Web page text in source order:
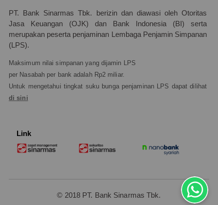
PT. Bank Sinarmas Tbk. berizin dan diawasi oleh Otoritas
Jasa Keuangan (OJK) dan Bank Indonesia (BI) serta
merupakan peserta penjaminan Lembaga Penjamin Simpanan
(LPS).
Maksimum nilai simpanan yang dijamin LPS
per Nasabah per bank adalah Rp2 miliar.
Untuk mengetahui tingkat suku bunga penjaminan LPS dapat dilihat
di sini
Link
© 2018 PT. Bank Sinarmas Tbk.